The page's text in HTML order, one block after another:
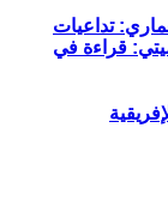
تداعيات
قراءة في